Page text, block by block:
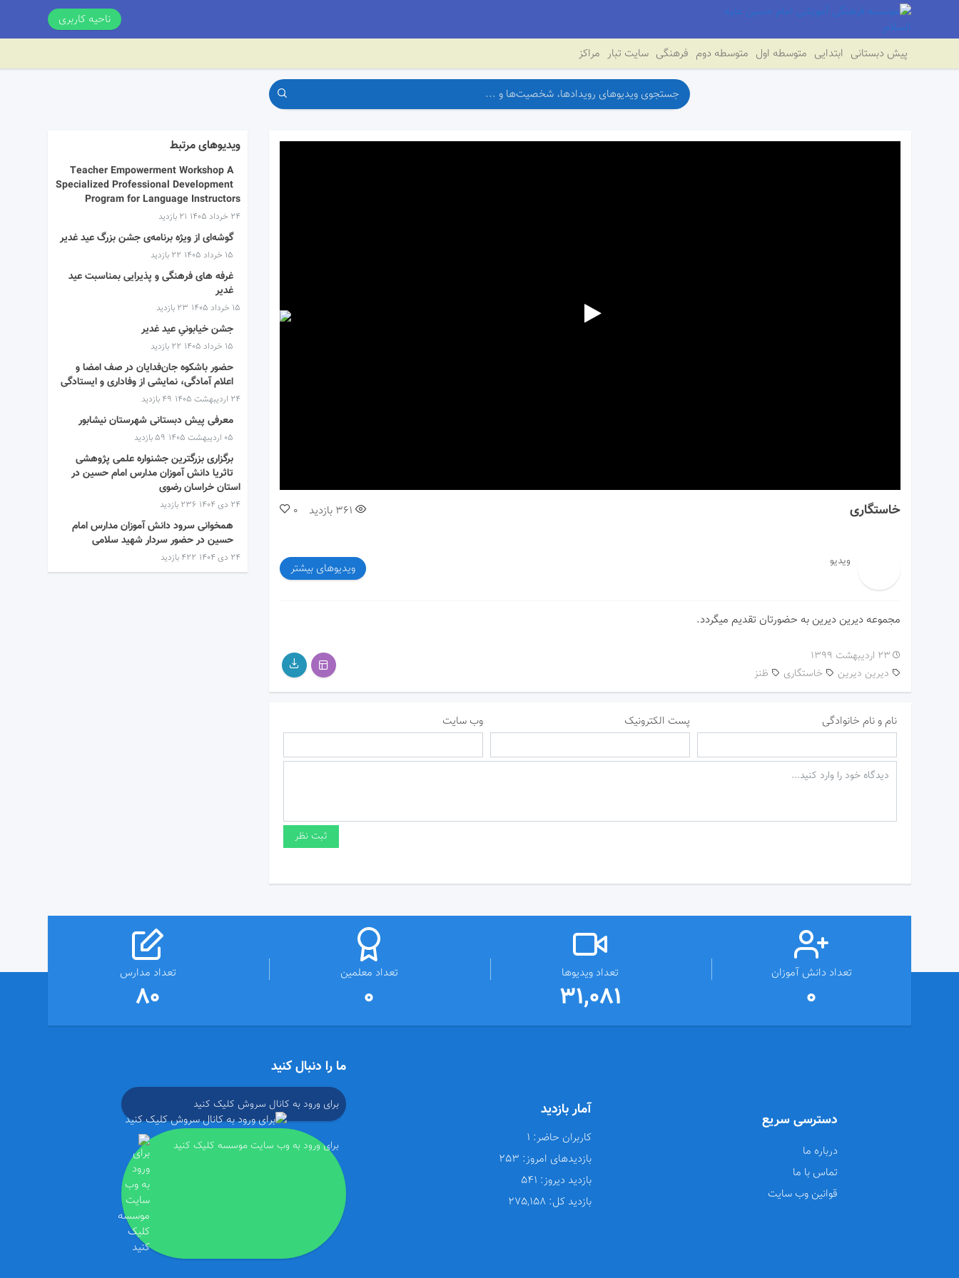
ناحیه کاربری
پیش دبستانی ابتدایی متوسطه اول متوسطه دوم فرهنگی سایت تبار مراکز
خاستگاری 0 361 بازدید
ویدیو ویدیوهای بیشتر
مجموعه دیرین دیرین به حضورتان تقدیم میگردد.
۲۳ اردیبهشت ۱۳۹۹
خاستگاری
دیرین دیرین ظنز
نام و نام خانوادگی پست الکترونیک وب سایت
ویدیوهای مرتبط
Teacher Empowerment Workshop A
Specialized Professional Development
Program for Language Instructors
۲۴ خرداد ۱۴۰۵ 21 بازدید
گوشه‌ای از ویژه برنامه‌ی جشن بزرگ عید غدیر
۱۵ خرداد ۱۴۰۵ 22 بازدید
غرفه های فرهنگی و پذیرایی بمناسبت عید
غدیر
۱۵ خرداد ۱۴۰۵ 23 بازدید
جشن خیابونیِ عید غدیر
۱۵ خرداد ۱۴۰۵ 22 بازدید
حضور باشکوه جان‌فدایان در صف امضا و
اعلام آمادگی، نمایشی از وفاداری و ایستادگی
۲۴ اردیبهشت ۱۴۰۵ 49 بازدید
معرفی پیش دبستانی شهرستان نیشابور
۰۵ اردیبهشت ۱۴۰۵ 59 بازدید
برگزاری بزرگترین جشنواره علمی پژوهشی
تاثریا دانش آموزان مدارس امام حسین در
استان خراسان رضوی
۲۴ دی ۱۴۰۴ 236 بازدید
همخوانی سرود دانش آموزان مدارس امام
حسین در حضور سردار شهید سلامی
۲۴ دی ۱۴۰۴ 422 بازدید
تعداد دانش آموزان
0
تعداد ویدیوها
31,081
تعداد معلمین
0
تعداد مدارس
80
دسترسی سریع
درباره ما
تماس با ما
قوانین وب سایت
آمار بازدید
کاربران حاضر:
بازدیدهای امروز:
بازدید دیروز:
بازدید کل:
ما را دنبال کنید
برای ورود به کانال سروش کلیک کنید
برای ورود به وب سایت موسسه کلیک کنید